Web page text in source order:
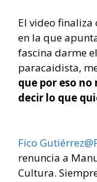
El video finaliza
en la que
fascina darme
paracaidista,
que por eso
decir lo que
Fico
renuncia a
Cultura.